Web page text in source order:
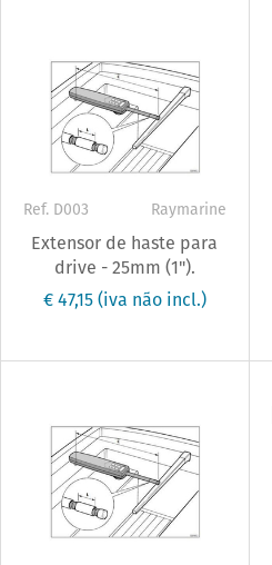
Ref. D003 Raymarine
Extensor de haste para
drive - 25mm (1").
€ 47,15(iva não incl.)